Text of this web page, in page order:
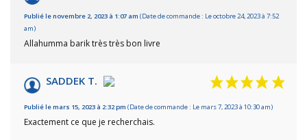
Publié le novembre 2, 2023 à 1:07 am (Date de commande : Le octobre 24, 2023 à 7:52
am)
Allahumma barik très très bon livre
SADDEK T.
Publié le mars 15, 2023 à 2:32 pm (Date de commande : Le mars 7, 2023 à 10:30 am)
Exactement ce que je recherchais.